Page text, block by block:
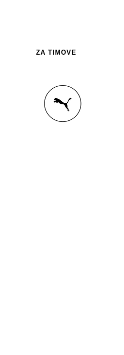
ZA TIMOVE